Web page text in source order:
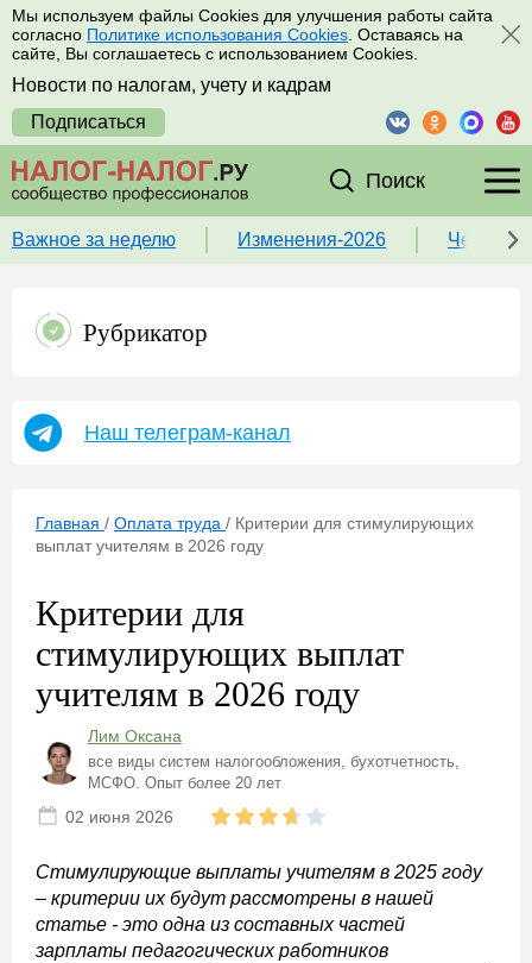
Мы используем файлы Cookies для улучшения работы сайта
согласно Политике использования Cookies . Оставаясь на
сайте, Вы соглашаетесь с использованием Cookies.
Новости по налогам, учету и кадрам
Подписаться
Поиск
Важное за неделю Изменения-2026 Чек-
Рубрикатор
Наш телеграм-канал
Главная / Оплата труда / Критерии для стимулирующих
выплат учителям в 2026 году
Критерии для
стимулирующих выплат
учителям в 2026 году
Лим Оксана
все виды систем налогообложения, бухотчетность,
МСФО. Опыт более 20 лет
02 июня 2026
Стимулирующие выплаты учителям в 2025 году
– критерии их будут рассмотрены в нашей
статье - это одна из составных частей
зарплаты педагогических работников